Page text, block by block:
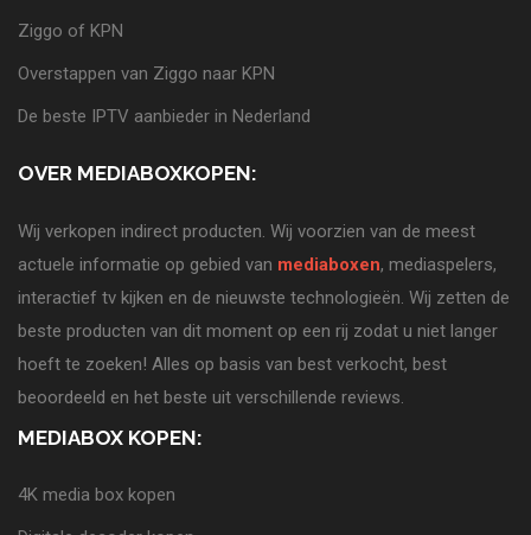
Ziggo of KPN
Overstappen van Ziggo naar KPN
De beste IPTV aanbieder in Nederland
OVER MEDIABOXKOPEN:
Wij verkopen indirect producten. Wij voorzien van de meest
actuele informatie op gebied van mediaboxen, mediaspelers,
interactief tv kijken en de nieuwste technologieën. Wij zetten de
beste producten van dit moment op een rij zodat u niet langer
hoeft te zoeken! Alles op basis van best verkocht, best
beoordeeld en het beste uit verschillende reviews.
MEDIABOX KOPEN:
4K media box kopen